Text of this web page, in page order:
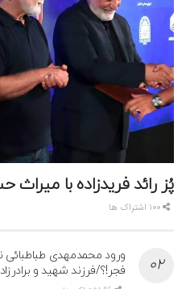
پُز رائد فریدزاده با
ورود محمدمهدی طباطبائی
فجر!؟/فرزند شهید و